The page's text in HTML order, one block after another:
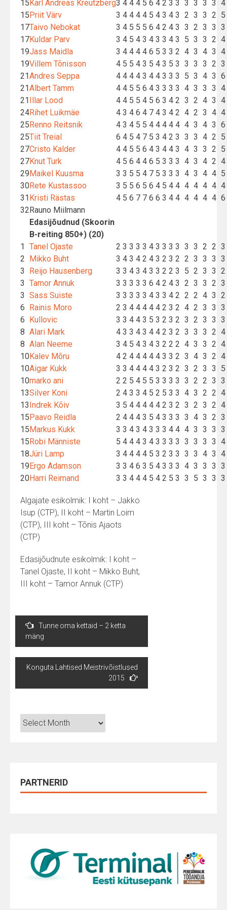
15Karl Andreas Kreutzberg3 4 4 4 5 6 4 2 3 3 3 3 3 3 4
15Priit Värv 3 4 4 4 4 5 4 3 4 3 2 3 3 2 5
17Taivo Nebokat 3 4 5 5 5 6 4 2 4 3 3 2 3 3 3
17Kuldar Parv 3 4 5 4 3 4 3 3 4 3 5 3 3 2 4
19Jass Maidla 3 4 4 4 4 6 5 3 3 2 4 3 4 3 4
19Villem Tõnisson 4 5 5 4 3 5 4 3 5 3 3 3 3 2 3
21Andres Seppa 4 4 4 4 3 4 4 3 3 3 5 3 4 3 6
21Albert Tamm 4 4 5 5 6 4 3 3 3 3 4 3 3 3 4
21Illar Lood 4 4 5 5 4 5 6 3 4 2 3 2 4 3 4
24Rihet Luikmäe 4 3 4 6 4 7 4 3 4 2 4 2 3 4 4
25Renno Reitsnik 4 3 4 5 5 4 4 4 4 4 4 3 4 3 6
25Tiit Treial 6 4 5 4 7 5 3 4 2 3 3 3 4 2 5
27Cristo Kalder 4 4 5 5 6 4 3 4 4 3 4 3 3 2 5
27Knut Turk 4 5 6 4 4 6 5 3 3 3 4 3 4 2 4
29Maikel Kuusma 3 3 5 5 4 7 5 3 3 3 4 3 4 4 5
30Rete Kustassoo 3 5 5 6 5 6 4 5 4 4 4 4 4 4 4
31Kristi Rästas 4 5 6 7 7 6 6 3 4 4 4 4 4 4 6
32Rauno Miilmann
Edasijõudnud (Skoorin
B-reiting 850+) (20)
1 Tanel Ojaste 2 3 3 3 3 4 3 3 3 3 3 3 2 2 3
2 Mikko Buht 3 4 3 4 2 4 3 2 3 2 2 3 3 3 3
3
Reijo Hausenberg 3 3 4 3 4 3 3 2 2 3 5 2 3 3 2
3 Tamor Annuk 3 3 3 3 3 6 4 2 4 3 2 3 3 2 3
3 Sass Suiste 3 3 3 3 3 4 3 3 4 2 2 2 4 3 2
6 Rainis Moro 2 3 4 4 4 4 4 2 3 2 4 2 3 3 3
6 Kullovic 3 3 4 4 3 5 3 2 3 2 3 2 3 3 3
8 Alari Mark 4 3 3 4 3 4 4 2 3 2 3 3 3 2 4
8 Alan Neeme 3 4 5 4 3 4 3 2 2 2 4 3 3 2 4
10Kalev Mõru 4 2 4 4 4 4 4 3 3 2 3 4 3 2 4
10Aigar Kukk 3 3 4 4 4 4 3 2 3 2 3 2 3 3
5
10marko ani 2 2 5 4 5 5 3 3 3 3 3 2 2 3 3
13Silver Koni 2 4 3 3 4 5 2 5 3 3 4 3 2 2 4
13Indrek Kõiv 3 5 4 4 4 4 4 2 3 2 3 2 3 2 4
15Paavo Reidla 2 4 4 4 3 5 4 3 3 3 3 4 3 2 3
15Markus Kukk 3 3 4 3 4 3 3 3 4 4 4 3 3 3 3
15Robi Männiste 5 4 4 4 3 4 3 3 3 3 3 3 3 3 4
18Jüri Lamp 3 4 4 4 4 5 3 2 3 3 3 3 4 3 4
19Ergo Adamson 3 3 4 6 3 5 4 3 3 3 4 3 3 3 3
20Harri Reimand 3 3 4 4 4 5 4 2 5 3 3 5 3 3 3
Algajate esikolmik: I koht – Jakko
Isup (CTP), II koht – Martin Loim
(CTP), III koht – Tõnis Ajaots
(CTP)
​Edasijõudnute esikolmik: I koht –
Tanel Ojaste, II koht – Mikko Buht,
III koht – Tamor Annuk (CTP)
Post
navigation
Tunne oma kettaid – 2 ketta
mäng
Konguta Lahtised Meistrivõistlused
2015
Arhiiv
PARTNERID